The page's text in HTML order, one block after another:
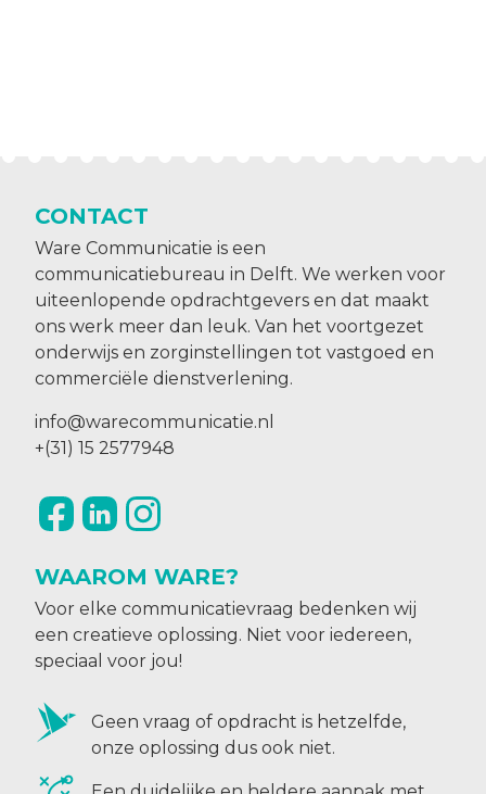
CONTACT
Ware Communicatie is een
communicatiebureau in Delft. We werken voor
uiteenlopende opdrachtgevers en dat maakt
ons werk meer dan leuk. Van het voortgezet
onderwijs en zorginstellingen tot vastgoed en
commerciële dienstverlening.
info@warecommunicatie.nl
+(31) 15 2577948
WAAROM WARE?
Voor elke communicatievraag bedenken wij
een creatieve oplossing. Niet voor iedereen,
speciaal voor jou!
Geen vraag of opdracht is hetzelfde,
onze oplossing dus ook niet.